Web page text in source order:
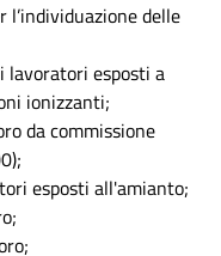
delle
lavoratori esposti a
ionizzanti;
da commissione
esposti all'amianto;